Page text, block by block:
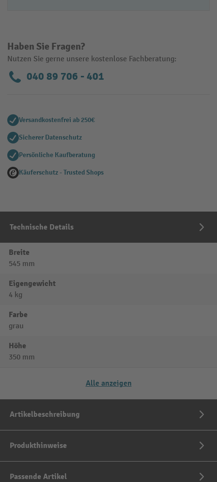
Haben Sie Fragen?
Nutzen Sie gerne unsere kostenlose Fachberatung:
040 89 706 - 401
Versandkostenfrei ab 250€
Sicherer Datenschutz
Persönliche Kaufberatung
Käuferschutz - Trusted Shops
Technische Details
Breite
545 mm
Eigengewicht
4 kg
Farbe
grau
Höhe
350 mm
Alle anzeigen
Artikelbeschreibung
Produkthinweise
Passende Artikel